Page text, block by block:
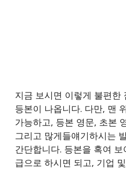
지금 보시면 이렇게 불편한
등본이 나옵니다. 다만, 맨
가능하고, 등본 영문, 초본
그리고 많게들얘기하시는
간단합니다. 등본을 혹여
급으로 하시면 되고, 기업